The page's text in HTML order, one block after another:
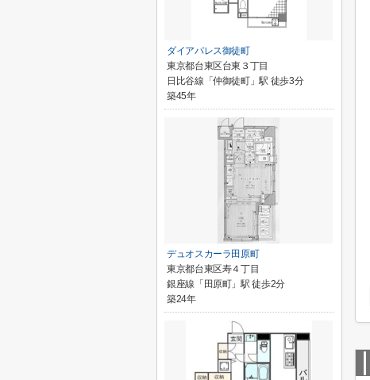
ダイアパレス御徒町
東京都台東区台東３丁目
日比谷線「仲御徒町」駅 徒歩3分
築45年
デュオスカーラ田原町
東京都台東区寿４丁目
銀座線「田原町」駅 徒歩2分
築24年